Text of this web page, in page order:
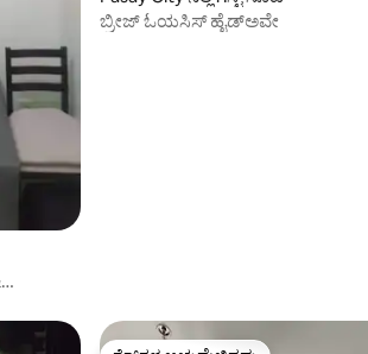
ಬ್ರೀಜ್ ಓಯಸಿಸ್ ಹೈಡ್‌ಅವೇ